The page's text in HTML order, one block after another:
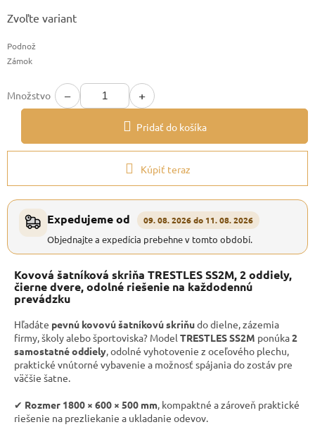
cena:
Zvoľte variant
Podnož
Zámok
Množstvo − +
Pridať do košíka
Kúpiť teraz
Expedujeme od 09. 08. 2026 do 11. 08. 2026
Objednajte a expedícia prebehne v tomto období.
Kovová šatníková skriňa TRESTLES SS2M, 2 oddiely,
čierne dvere, odolné riešenie na každodennú
prevádzku
Hľadáte pevnú kovovú šatníkovú skriňudo dielne, zázemia
firmy, školy alebo športoviska? Model TRESTLES SS2M ponúka2
samostatné oddiely , odolné vyhotovenie z oceľového plechu,
praktické vnútorné vybavenie a možnosť spájania do zostáv pre
väčšie šatne.
✔︎ Rozmer 1800 × 600 × 500 mm , kompaktné a zároveň praktické
riešenie na prezliekanie a ukladanie odevov.